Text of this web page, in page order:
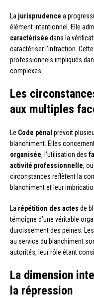
La jurisprudence a
élément intentionnel. Elle
caractérisée dans la
caractériser l’infraction.
professionnels impliqués
complexes.
Les
aux multiples
Le Code pénal prévoit
blanchiment. Elles
organisée, l’utilisation des
activité professionnelle,
circonstances reflètent la
blanchiment et leur
La répétition des actes de
témoigne d’une véritable
durcissement des peines.
au service du blanchiment
autorités, leur rôle étant
La dimension
la répression